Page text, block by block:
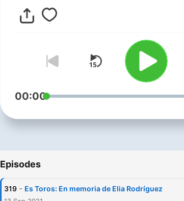
toda la
tertulias y
toreros,
gente del
Cobertura
ferias
eventos
00:00
Episodes
319 - Es Toros: En memoria de Elia Rodríguez